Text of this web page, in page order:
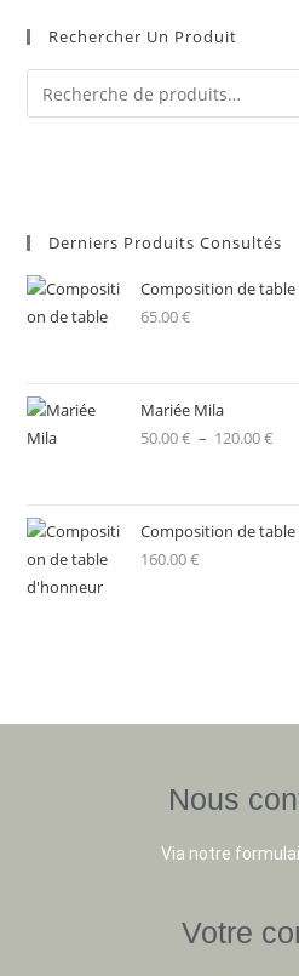
Rechercher Un Produit
Derniers Produits Consultés
Composition de table
65.00€
Mariée Mila
50.00€ – 120.00€
Composition de
160.00€
Nous
Via notre
Votre